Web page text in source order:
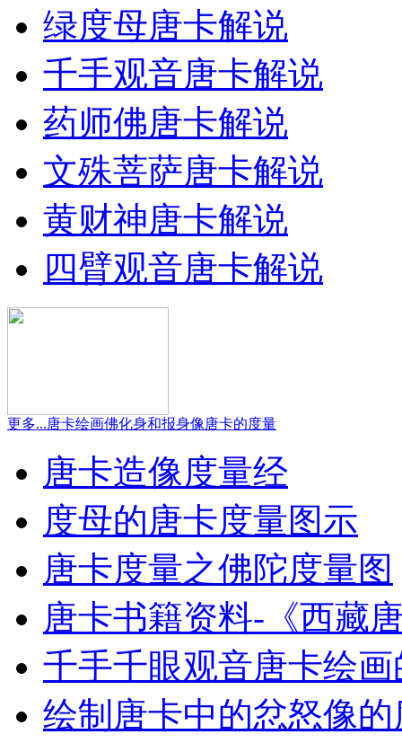
绿度母唐卡解说
千手观音唐卡解说
药师佛唐卡解说
文殊菩萨唐卡解说
黄财神唐卡解说
四臂观音唐卡解说
更多...唐卡绘画佛化身和报身像唐卡的度量
唐卡造像度量经
度母的唐卡度量图示
唐卡度量之佛陀度量图
唐卡书籍资料-《西藏
千手千眼观音唐卡绘
绘制唐卡中的忿怒像